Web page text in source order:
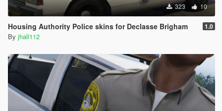
323 10
Housing Authority Police skins for Declasse Brigham 1.0
By jhall112